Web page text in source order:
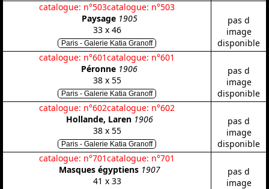
catalogue: n°503catalogue: n°503
Paysage 1905
33 x 46
Paris - Galerie Katia Granoff
pas d
image
disponible
catalogue: n°601catalogue: n°601
Péronne 1906
38 x 55
Paris - Galerie Katia Granoff
pas d
image
disponible
catalogue: n°602catalogue: n°602
Hollande, Laren 1906
38 x 55
Paris - Galerie Katia Granoff
pas d
image
disponible
catalogue: n°701catalogue: n°701
Masques égyptiens 1907
41 x 33
pas d
image